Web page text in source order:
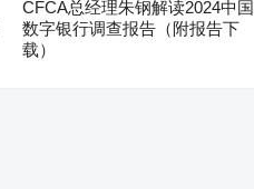
CFCA总经理朱钢解读2024中国
数字银行调查报告（附报告下
载）